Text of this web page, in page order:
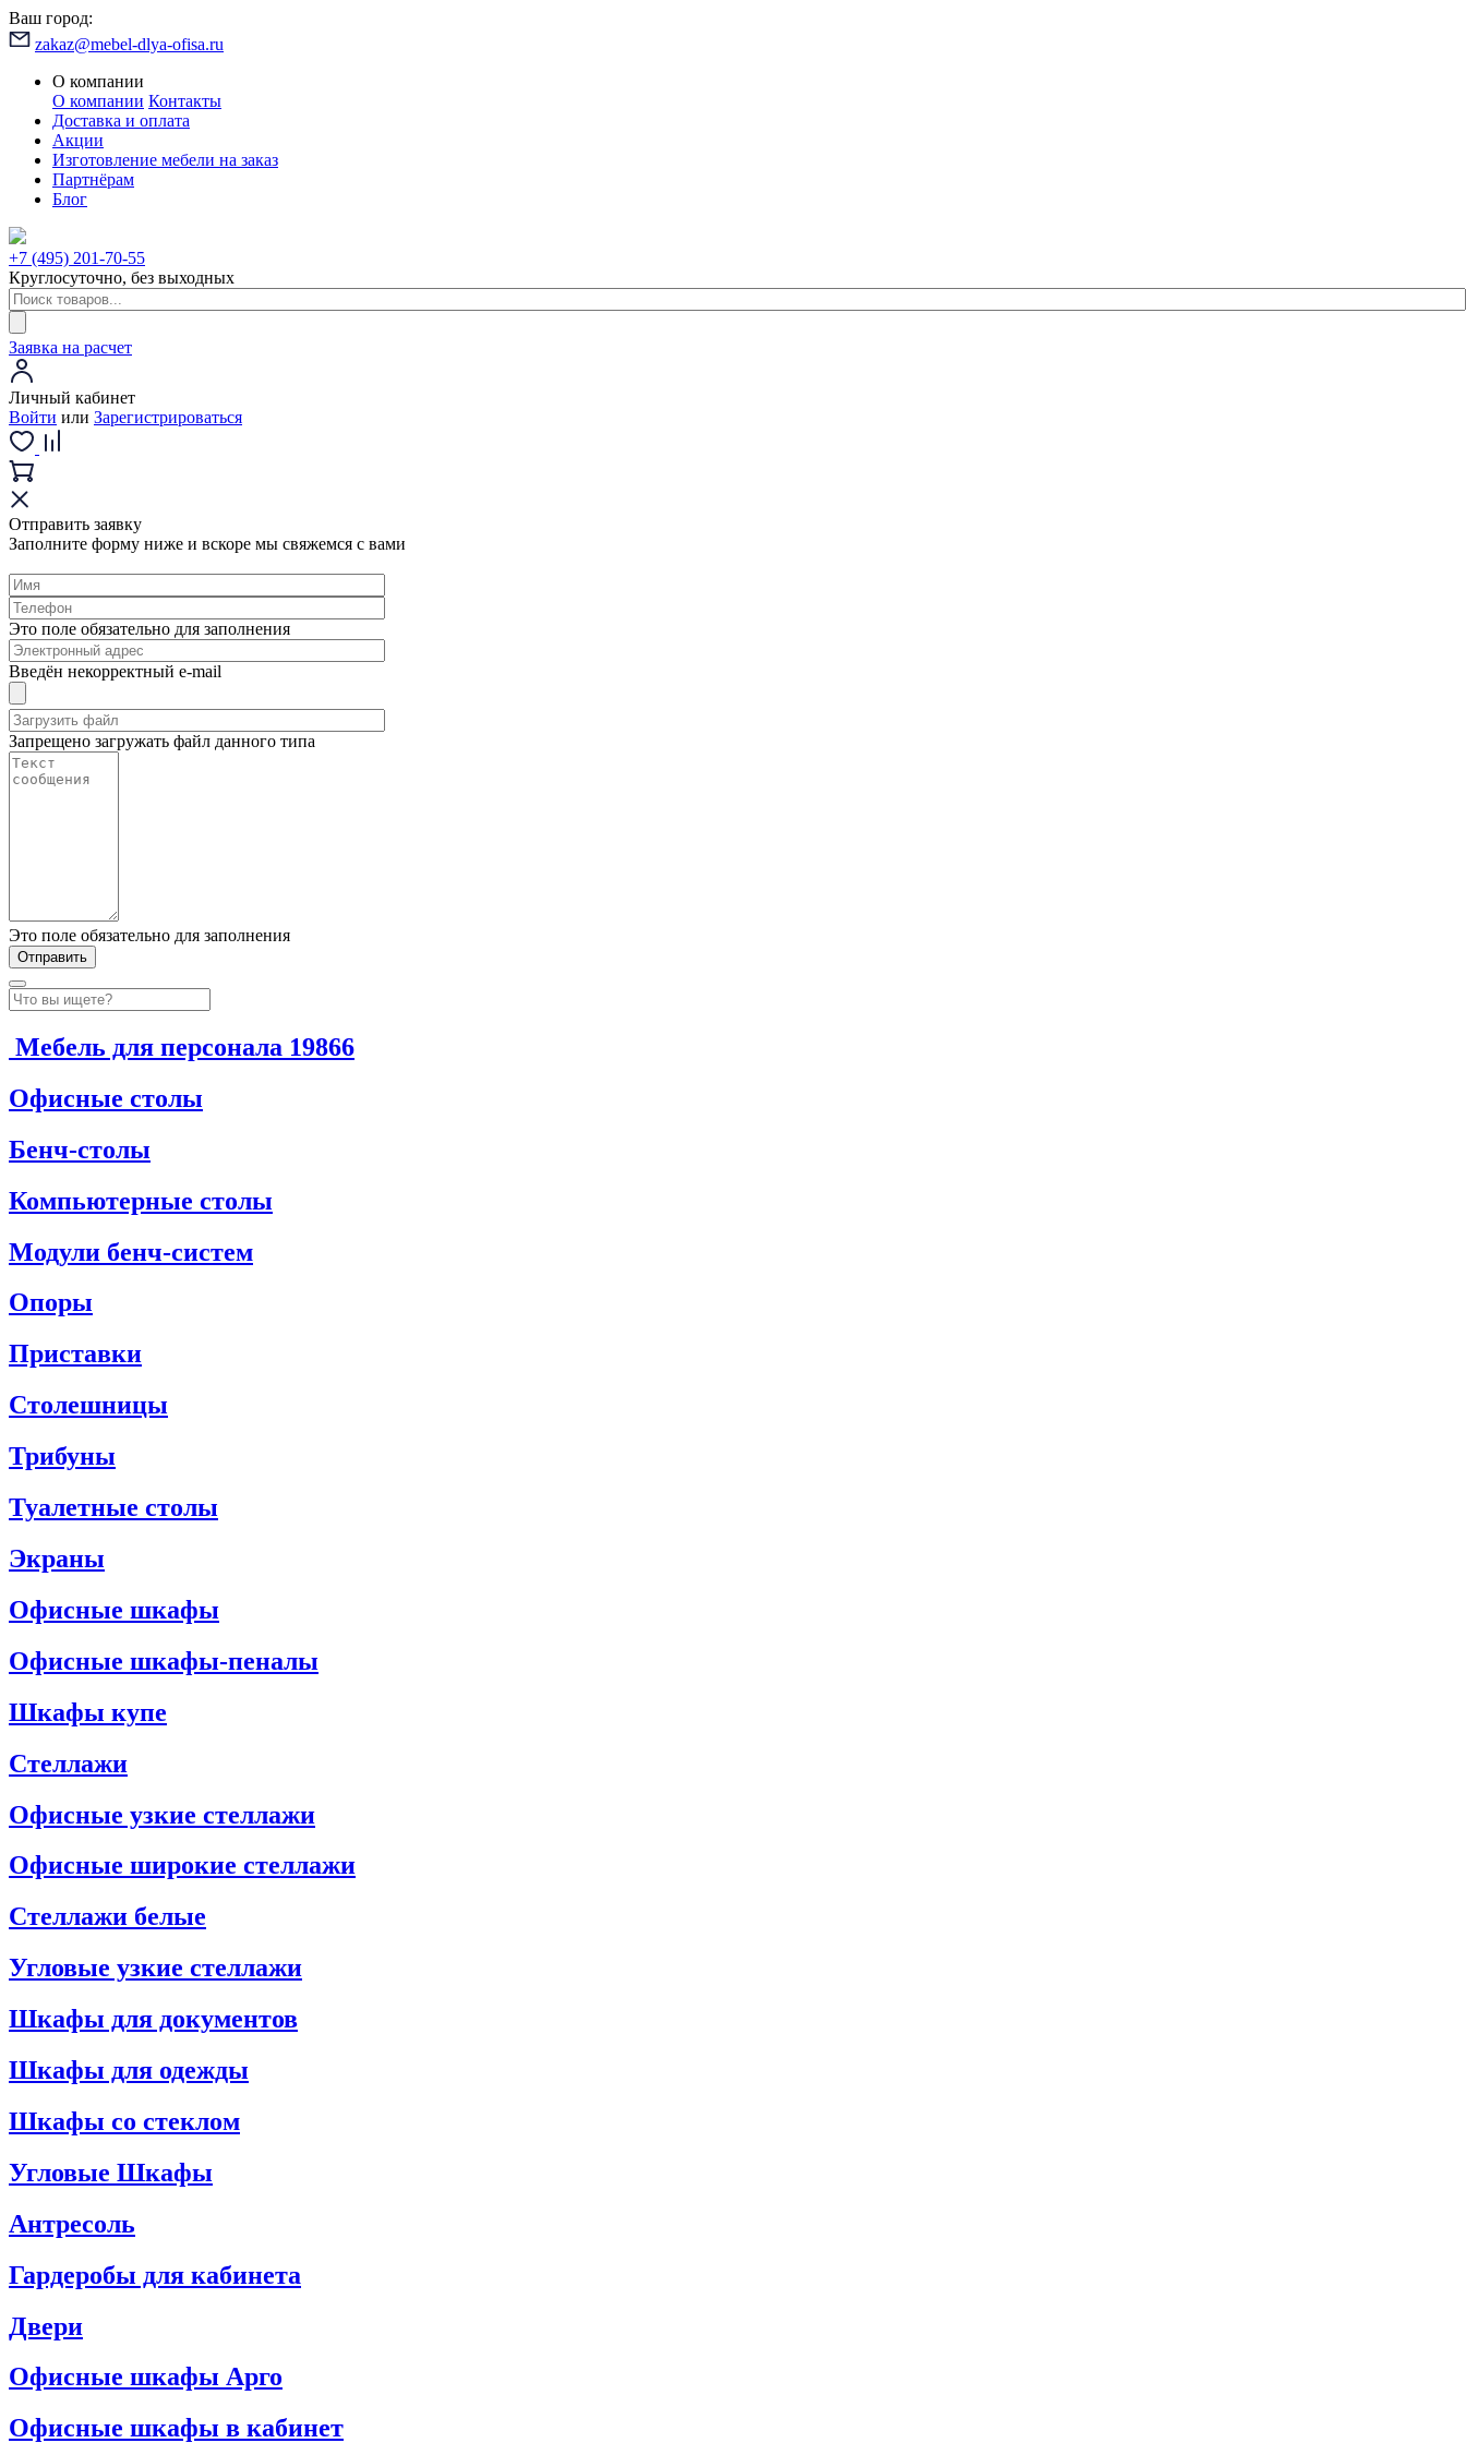
Ваш город:
zakaz@mebel-dlya-ofisa.ru
О компании
О компании Контакты
Доставка и оплата
Акции
Изготовление мебели на заказ
Партнёрам
Блог
+7 (495) 201-70-55
Круглосуточно, без выходных
Заявка на расчет
Личный кабинет
Войти или Зарегистрироваться
Отправить заявку
Заполните форму ниже и вскоре мы свяжемся с вами
Это поле обязательно для заполнения
Введён некорректный e-mail
Запрещено загружать файл данного типа
Это поле обязательно для заполнения
Мебель для персонала 19866
Офисные столы
Бенч-столы
Компьютерные столы
Модули бенч-систем
Опоры
Приставки
Столешницы
Трибуны
Туалетные столы
Экраны
Офисные шкафы
Офисные шкафы-пеналы
Шкафы купе
Стеллажи
Офисные узкие стеллажи
Офисные широкие стеллажи
Стеллажи белые
Угловые узкие стеллажи
Шкафы для документов
Шкафы для одежды
Шкафы со стеклом
Угловые Шкафы
Антресоль
Гардеробы для кабинета
Двери
Офисные шкафы Арго
Офисные шкафы в кабинет